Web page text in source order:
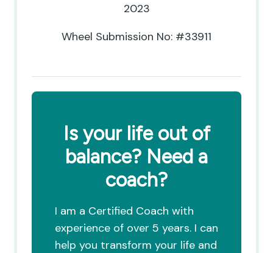
2023
Wheel Submission No: #33911
Is your life out of
balance? Need a
coach?
I am a Certified Coach with
experience of over 5 years. I can
help you transform your life and